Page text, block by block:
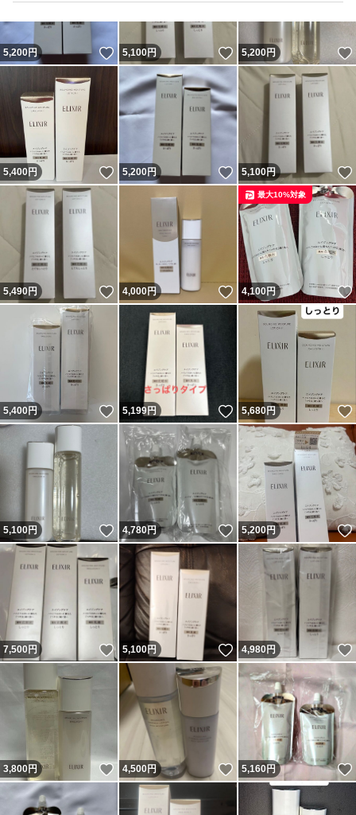
5,200円 いいね！
5,100円 いいね！
5,200円
5,400円 いいね！
5,200円 いいね！
5,100円
5,490円 いいね！
4,000円 いいね！
4,100円
最大10%対象
5,400円 いいね！
5,199円 いいね！
5,680円
5,100円 いいね！
4,780円 いいね！
5,200円
7,500円 いいね！
5,100円 いいね！
4,980円
3,800円 いいね！
4,500円 いいね！
5,160円